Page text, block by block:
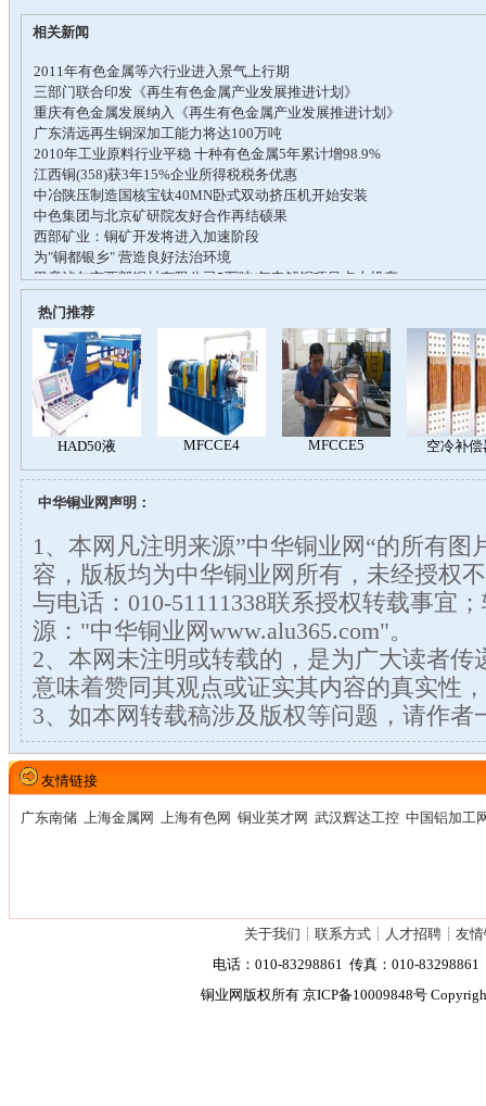
相关新闻
热门推荐
中华铜业网声明：
1、本网凡注明来源”中华铜业网“的所有图
容，版板均为中华铜业网所有，未经授权
与电话：010-51111338联系授权转载事宜
源："中华铜业网www.alu365.com"。
2、本网未注明或转载的，是为广大读者传
意味着赞同其观点或证实其内容的真实性
3、如本网转载稿涉及版权等问题，请作者